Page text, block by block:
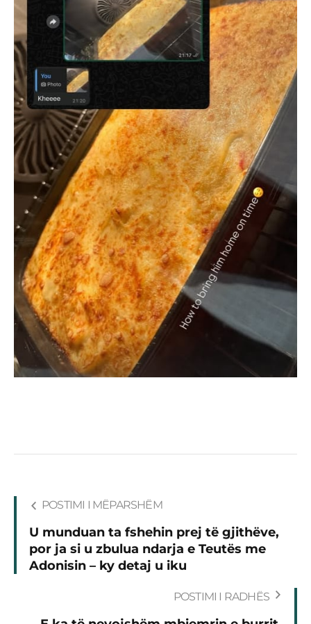
POSTIMI I MËPARSHËM
U munduan ta fshehin prej të gjithëve,
por ja si u zbulua ndarja e Teutës me
Adonisin – ky detaj u iku
POSTIMI I RADHËS